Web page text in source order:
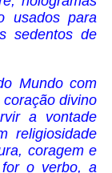
usados para
sedentos de
Mundo com
divino
a vontade
religiosidade
coragem e
o verbo, a